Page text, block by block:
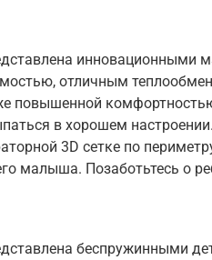
инновационными
отличным
повышенной
в хорошем
3D сетке по
малыша. Позаботьтесь о
беспружинными